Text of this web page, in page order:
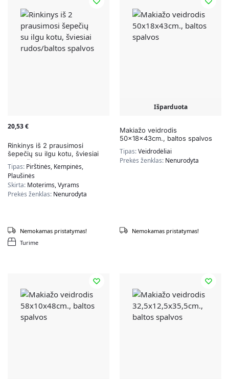
20,53€
Rinkinys iš 2 prausimosi
šepečių su ilgu kotu, šviesiai
rudos/baltos spalvos
Tipas: Pirštinės, Kempinės,
Plaušinės
Skirta: Moterims, Vyrams
Prekės ženklas: Nenurodyta
Turime
Nemokamas pristatymas!
Išparduota
Makiažo veidrodis
50x18x43cm., baltos spalvos
Tipas:Veidrodėliai
Prekės ženklas: Nenurodyta
Nemokamas pristatymas!